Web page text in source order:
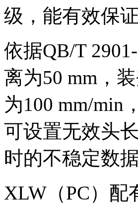
级，能有效保
依据QB/T
离为50 mm，
为100 mm/min
可设置无效头
时的不稳定数据
XLW（PC）配